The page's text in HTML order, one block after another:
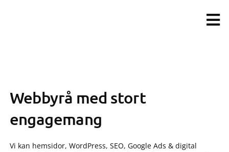
Webbyrå med stort
engagemang
Vi kan hemsidor, WordPress, SEO, Google Ads & digital